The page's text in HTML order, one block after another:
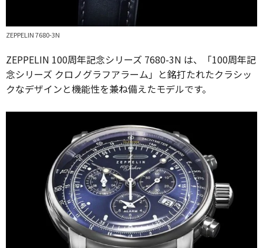
ZEPPELIN 7680-3N
ZEPPELIN 100周年記念シリーズ 7680-3N は、「100周年記
念シリーズ クロノグラフアラーム」と銘打たれたクラシッ
クなデザインと機能性を兼ね備えたモデルです。